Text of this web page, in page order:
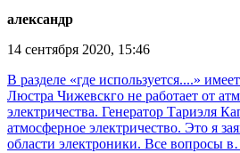
александр
14 сентября 2020, 15:46
В разделе «где используется....»
Люстра Чижевскго не работает от
электричества. Генератор Тариэля
атмосферное электричество. Это я
области электроники. Все вопросы